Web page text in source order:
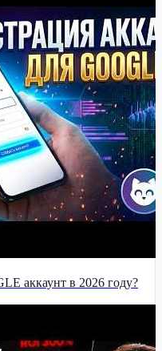
аккаунт в 2026 году?